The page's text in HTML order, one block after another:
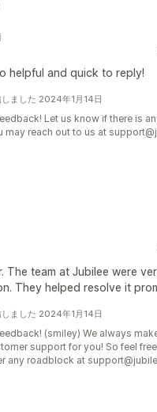
helpful and quick to reply!
ました 2024年1月14日
Let us know if there is
may reach out to us at
The team at Jubilee were
They helped resolve it
ました 2024年1月14日
(smiley) We always
support for you! So feel
any roadblock at